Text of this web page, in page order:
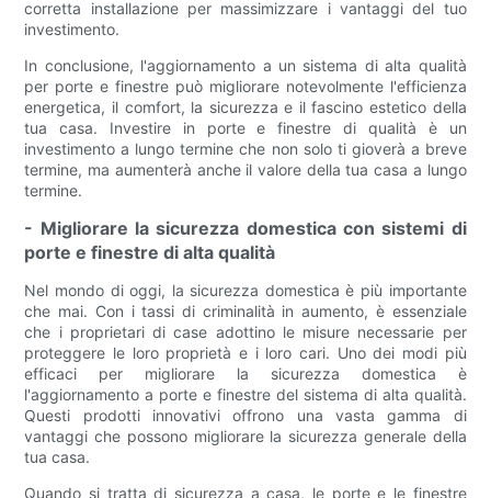
corretta installazione per massimizzare i vantaggi del tuo
investimento.
In conclusione, l'aggiornamento a un sistema di alta qualità
per porte e finestre può migliorare notevolmente l'efficienza
energetica, il comfort, la sicurezza e il fascino estetico della
tua casa. Investire in porte e finestre di qualità è un
investimento a lungo termine che non solo ti gioverà a breve
termine, ma aumenterà anche il valore della tua casa a lungo
termine.
- Migliorare la sicurezza domestica con sistemi di
porte e finestre di alta qualità
Nel mondo di oggi, la sicurezza domestica è più importante
che mai. Con i tassi di criminalità in aumento, è essenziale
che i proprietari di case adottino le misure necessarie per
proteggere le loro proprietà e i loro cari. Uno dei modi più
efficaci per migliorare la sicurezza domestica è
l'aggiornamento a porte e finestre del sistema di alta qualità.
Questi prodotti innovativi offrono una vasta gamma di
vantaggi che possono migliorare la sicurezza generale della
tua casa.
Quando si tratta di sicurezza a casa, le porte e le finestre